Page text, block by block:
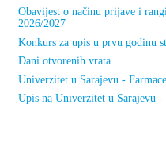
Obavijest o načinu prijave i
2026/2027
Konkurs za upis u prvu godinu
Dani otvorenih vrata
Univerzitet u Sarajevu -
Upis na Univerzitet u Sarajevu